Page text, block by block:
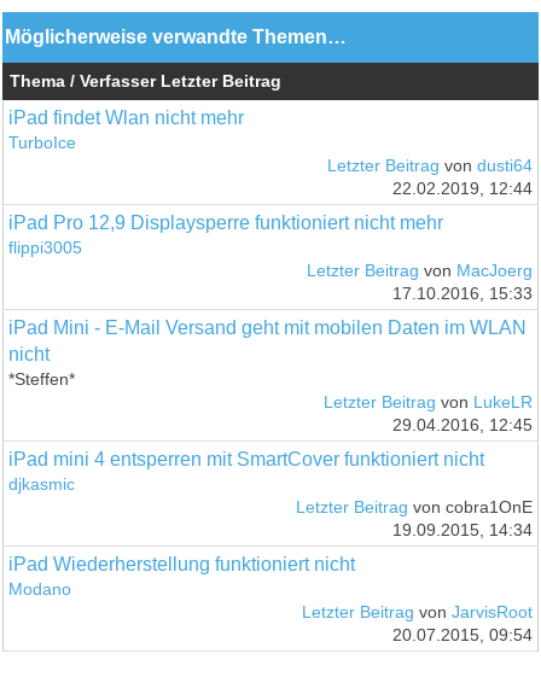
Möglicherweise verwandte Themen…
Thema / Verfasser Letzter Beitrag
iPad findet Wlan nicht mehr
TurboIce
Letzter Beitrag von dusti64
22.02.2019, 12:44
iPad Pro 12,9 Displaysperre funktioniert nicht mehr
flippi3005
Letzter Beitrag von MacJoerg
17.10.2016, 15:33
iPad Mini - E-Mail Versand geht mit mobilen Daten im WLAN
nicht
*Steffen*
Letzter Beitrag von LukeLR
29.04.2016, 12:45
iPad mini 4 entsperren mit SmartCover funktioniert nicht
djkasmic
Letzter Beitrag von cobra1OnE
19.09.2015, 14:34
iPad Wiederherstellung funktioniert nicht
Modano
Letzter Beitrag von JarvisRoot
20.07.2015, 09:54